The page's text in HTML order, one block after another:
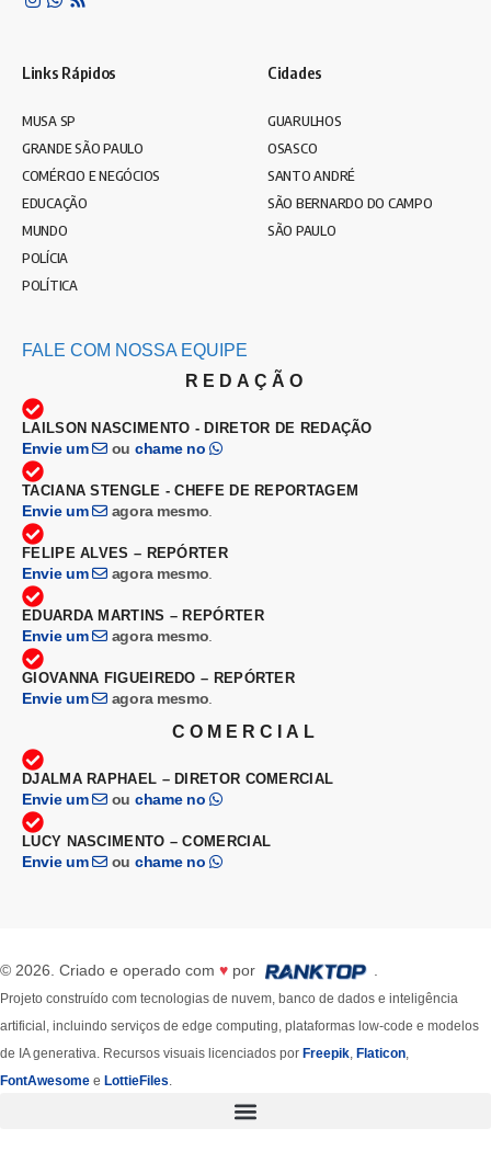
Links Rápidos
MUSA SP
GRANDE SÃO PAULO
COMÉRCIO E NEGÓCIOS
EDUCAÇÃO
MUNDO
POLÍCIA
POLÍTICA
Cidades
GUARULHOS
OSASCO
SANTO ANDRÉ
SÃO BERNARDO DO CAMPO
SÃO PAULO
FALE COM NOSSA EQUIPE
REDAÇÃO
LAILSON NASCIMENTO - DIRETOR DE REDAÇÃO
Envie um ou chame no
TACIANA STENGLE - CHEFE DE REPORTAGEM
Envie um agora mesmo
FELIPE ALVES – REPÓRTER
Envie um agora mesmo
EDUARDA MARTINS – REPÓRTER
Envie um agora mesmo
GIOVANNA FIGUEIREDO – REPÓRTER
Envie um agora mesmo
COMERCIAL
DJALMA RAPHAEL – DIRETOR COMERCIAL
Envie um ou chame no
LUCY NASCIMENTO – COMERCIAL
Envie um ou chame no
© 2026. Criado e operado com ♥ por
Projeto construído com tecnologias de nuvem, banco de dados e inteligência
artificial, incluindo serviços de edge computing, plataformas low-code e modelos
de IA generativa. Recursos visuais licenciados por Freepik, Flaticon,
FontAwesome e LottieFiles.